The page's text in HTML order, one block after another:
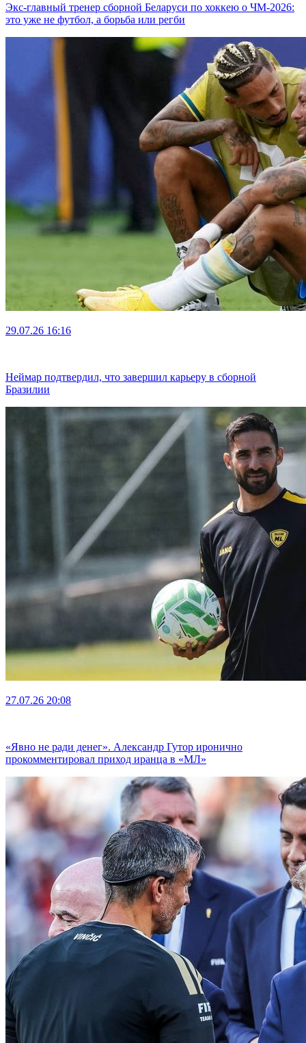
Экс-главный тренер сборной Беларуси по хоккею о ЧМ-2026:
это уже не футбол, а борьба или регби
29.07.26 16:16
Неймар подтвердил, что завершил карьеру в сборной
Бразилии
27.07.26 20:08
«Явно не ради денег». Александр Гутор иронично
прокомментировал приход иранца в «МЛ»